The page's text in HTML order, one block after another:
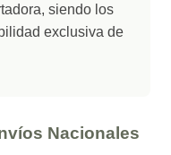
siendo los
exclusiva de
Nacionales